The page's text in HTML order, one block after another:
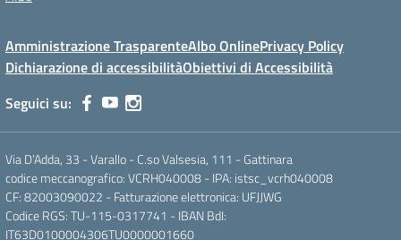
Amministrazione TrasparenteAlbo OnlinePrivacy Policy
Dichiarazione di accessibilitàObiettivi di Accessibilità
Seguici su:
Via D’Adda, 33 - Varallo - C.so Valsesia, 111 - Gattinara
codice meccanografico: VCRH040008 - IPA: istsc_vcrh040008
CF: 82003090022 - Fatturazione elettronica: UFJJWG
Codice RGS: TU-115-0317741 - IBAN BdI:
IT63D0100004306TU0000001660